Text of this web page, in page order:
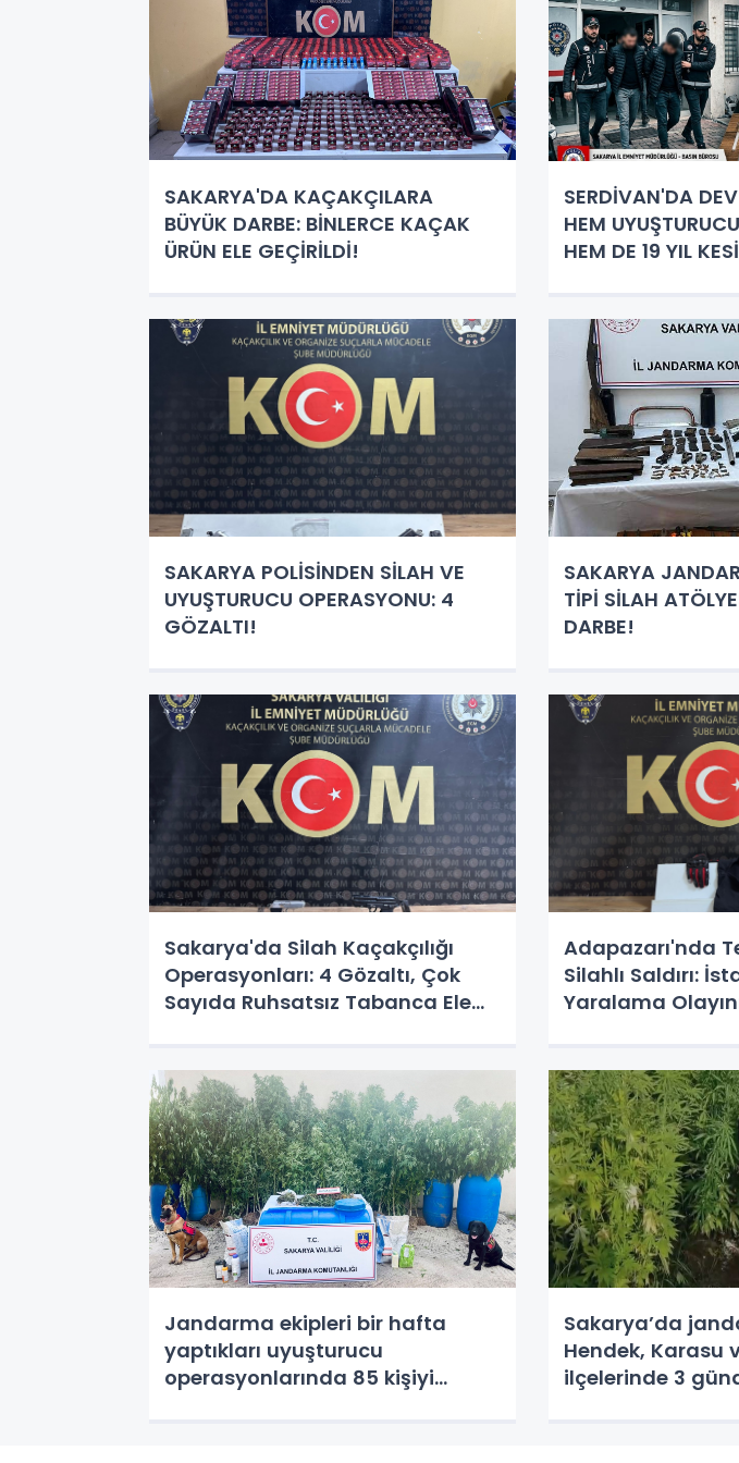
SAKARYA'DA KAÇAKÇILARA
BÜYÜK DARBE: BİNLERCE KAÇAK
ÜRÜN ELE GEÇİRİLDİ!
SERDİVAN'DA
HEM
HEM DE 19 YIL
SAKARYA POLİSİNDEN SİLAH VE
UYUŞTURUCU OPERASYONU: 4
GÖZALTI!
SAKARYA
TİPİ SİLAH
DARBE!
Sakarya'da Silah Kaçakçılığı
Operasyonları: 4 Gözaltı, Çok
Sayıda Ruhsatsız Tabanca Ele
Adapazarı'nda
Silahlı Saldırı:
Yaralama
Jandarma ekipleri bir hafta
yaptıkları uyuşturucu
operasyonlarında 85 kişiyi
Sakarya’da
Hendek, Karasu
ilçelerinde 3